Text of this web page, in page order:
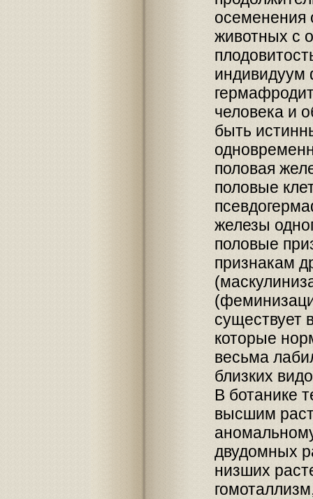
осеменения
животных с
индивидуум
человека и
быть
половая
половые
железы
половые
признакам
существует
которые
весьма
близких
В ботанике
высшим
двудомных
низших